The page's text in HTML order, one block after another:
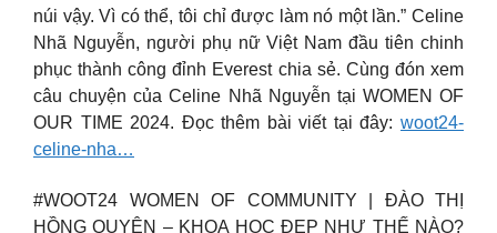
núi vậy. Vì có thể, tôi chỉ được làm nó một lần.” Celine
Nhã Nguyễn, người phụ nữ Việt Nam đầu tiên chinh
phục thành công đỉnh Everest chia sẻ. Cùng đón xem
câu chuyện của Celine Nhã Nguyễn tại WOMEN OF
OUR TIME 2024. Đọc thêm bài viết tại đây: woot24-
celine-nha…
#WOOT24 WOMEN OF COMMUNITY | ĐÀO THỊ
HỒNG QUYÊN – KHOA HỌC ĐẸP NHƯ THẾ NÀO?